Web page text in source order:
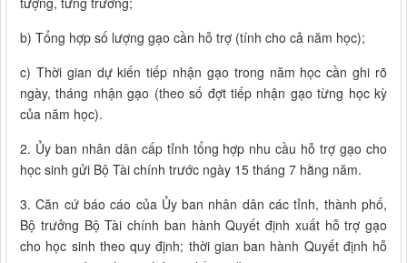
b) Tổng hợp số lượng gạo cần hỗ trợ (tính cho cả năm học);
c) Thời gian dự kiến tiếp nhận gạo trong năm học cần ghi rõ
ngày, tháng nhận gạo (theo số đợt tiếp nhận gạo từng học kỳ
của năm học).
2. Ủy ban nhân dân cấp tỉnh tổng hợp nhu cầu hỗ trợ gạo cho
học sinh gửi Bộ Tài chính trước ngày 15 tháng 7 hằng năm.
3. Căn cứ báo cáo của Ủy ban nhân dân các tỉnh, thành phố,
Bộ trưởng Bộ Tài chính ban hành Quyết định xuất hỗ trợ gạo
cho học sinh theo quy định; thời gian ban hành Quyết định hỗ